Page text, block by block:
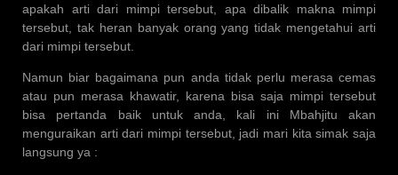
apakah arti dari mimpi tersebut, apa dibalik makna mimpi
tersebut, tak heran banyak orang yang tidak mengetahui arti
dari mimpi tersebut.
Namun biar bagaimana pun anda tidak perlu merasa cemas
atau pun merasa khawatir, karena bisa saja mimpi tersebut
bisa pertanda baik untuk anda, kali ini Mbahjitu akan
menguraikan arti dari mimpi tersebut, jadi mari kita simak saja
langsung ya :